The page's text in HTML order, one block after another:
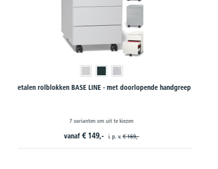
Dossier- / Hangmappenkasen hout PROFI MODUL
12 varianten om uit te kiezen
vanaf € 449,10